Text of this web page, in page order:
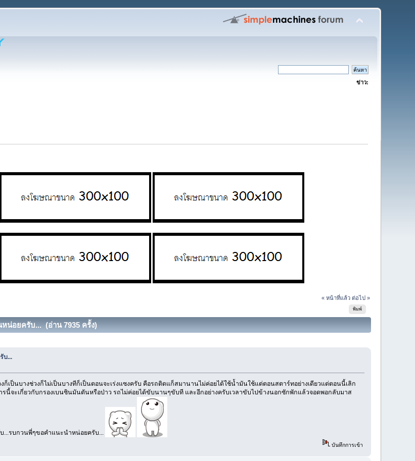
ข่าว:
« หน้าที่แล้ว ต่อไป »
พิมพ์
น่อยครับ... (อ่าน 7935 ครั้ง)
บ...
เป็นบางช่วงก็ไม่เป็นบางทีก็เป็นตอนจะเร่งแซงครับ คือรถติดแก็สมานานไม่ค่อยได้ใช้น้ำมันใช้แต่ตอนสตาร์ทอย่างเดียวแต่ตอนนี้เลิก
นี้จะเกี่ยวกับกรองเบนซินมันตันหรือป่าว รถไม่ค่อยได้ขับนานๆขับที และอีกอย่างครับเวลาขับไปข้างนอกซักพักแล้วจอดพอกลับมาส
...รบกวนพี่ๆขอคำแนะนำหน่อยครับ...
บันทึกการเข้า